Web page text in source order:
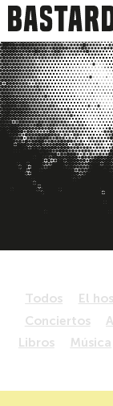
Todos El
Conciertos
Libros
Música